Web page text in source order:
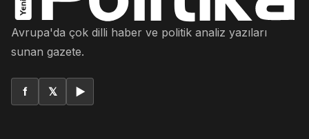
Avrupa'da çok dilli haber ve politik analiz yazıları
sunan gazete.
f 𝕏 ▶